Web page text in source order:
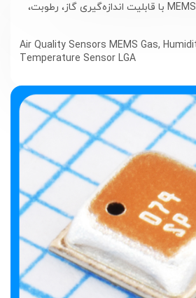
سنسور کیفیت هوا نوع MEMS با قابلیت اندازه‌گیری گاز، رطوبت،
Air Quality Sensors MEMS Gas,
Temperature Sensor LGA